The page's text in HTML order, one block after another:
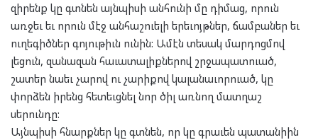
զիրենք կը գտնեն այնպիսի անհունի մը դիմաց, որուն
առջեւ եւ որուն մէջ անհաշուելի երեւոյթներ, ճամբաներ եւ
ուղեգիծներ գոյութիւն ունին: Ամէն տեսակ մարդոցմով
լեցուն, զանազան հաւատալիքներով շրջապատուած,
շատեր նաեւ չարով ու չարիքով կալանաւորուած, կը
փորձեն իրենց հետեւցնել նոր ծիլ առնող մատղաշ
սերունդը:
Այնպիսի հնարքներ կը գտնեն, որ կը գրաւեն պատանիին